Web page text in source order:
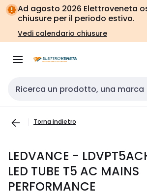
Vai alla
navigazione
Vai
alla
pagina
Ad agosto 2026 Elettroveneta
chiusure per il periodo estivo.
Vedi calendario chiusure
Cerca input
Torna indietro
LEDVANCE -
LED TUBE T5 AC MAINS
PERFORMANCE